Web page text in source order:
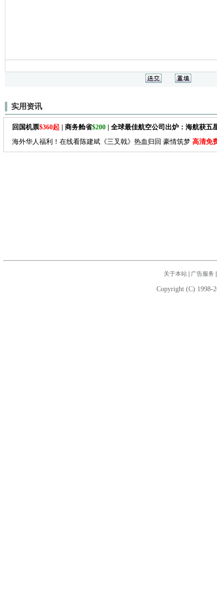
实用资讯
回国机票$360起 | 商务舱省$200 | 全球最佳航空公司出炉：海航获五
海外华人福利！在线看陈建斌《三叉戟》热血归回 豪情筑梦 高清免
关于本站| 广告服务
Copyright (C) 1998-